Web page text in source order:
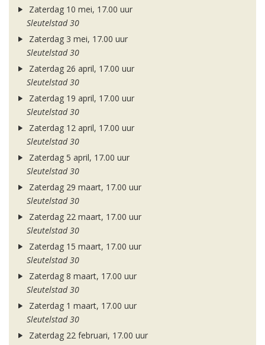
Zaterdag 10 mei, 17.00 uur
Sleutelstad 30
Zaterdag 3 mei, 17.00 uur
Sleutelstad 30
Zaterdag 26 april, 17.00 uur
Sleutelstad 30
Zaterdag 19 april, 17.00 uur
Sleutelstad 30
Zaterdag 12 april, 17.00 uur
Sleutelstad 30
Zaterdag 5 april, 17.00 uur
Sleutelstad 30
Zaterdag 29 maart, 17.00 uur
Sleutelstad 30
Zaterdag 22 maart, 17.00 uur
Sleutelstad 30
Zaterdag 15 maart, 17.00 uur
Sleutelstad 30
Zaterdag 8 maart, 17.00 uur
Sleutelstad 30
Zaterdag 1 maart, 17.00 uur
Sleutelstad 30
Zaterdag 22 februari, 17.00 uur